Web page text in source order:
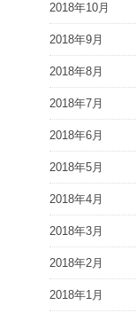
2018年10月
2018年9月
2018年8月
2018年7月
2018年6月
2018年5月
2018年4月
2018年3月
2018年2月
2018年1月